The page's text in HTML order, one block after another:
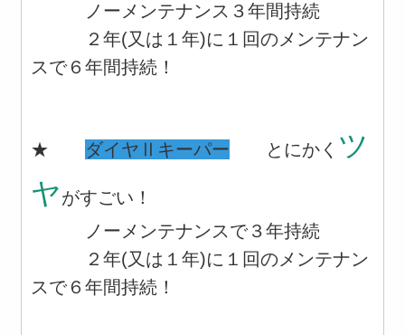
ノーメンテナンス３年間持続
２年(又は１年)に１回のメンテナン
スで６年間持続！
★ ダイヤⅡキーパー とにかく ツ
ヤがすごい！
ノーメンテナンスで３年持続
２年(又は１年)に１回のメンテナン
スで６年間持続！